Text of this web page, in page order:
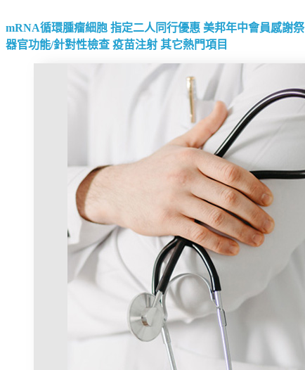
mRNA循環腫瘤細胞 指定二人同行優惠 美邦年中會員感謝祭
器官功能/針對性檢查 疫苗注射 其它熱門項目